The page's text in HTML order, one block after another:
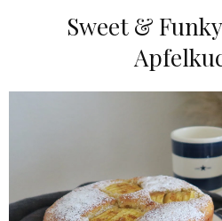
Sweet &